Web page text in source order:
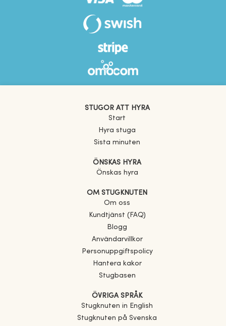
STUGOR ATT HYRA
Start
Hyra stuga
Sista minuten
ÖNSKAS HYRA
Önskas hyra
OM STUGKNUTEN
Om oss
Kundtjänst (FAQ)
Blogg
Användarvillkor
Personuppgiftspolicy
Hantera kakor
Stugbasen
ÖVRIGA SPRÅK
Stugknuten in English
Stugknuten på Svenska